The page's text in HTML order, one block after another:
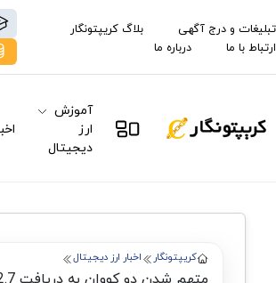
تبلیغات و درج آگهی
بلاگ کریپتونگار
ارتباط با ما
درباره ما
آموزش
ارز
دیجیتال
کریپتونگار اخبار ارز دیجیتال